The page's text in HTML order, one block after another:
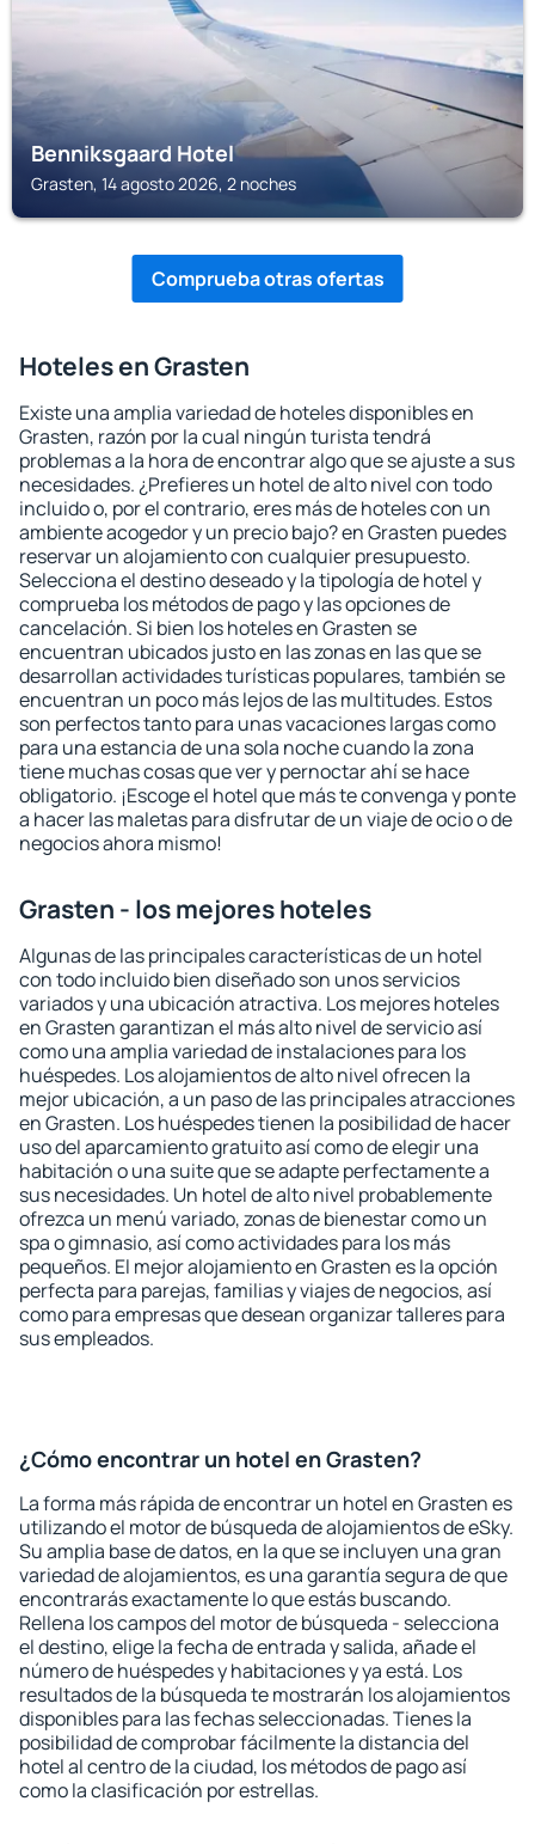
Benniksgaard Hotel
Grasten, 14 agosto 2026, 2 noches
Comprueba otras ofertas
Hoteles en Grasten
Existe una amplia variedad de hoteles disponibles en
Grasten, razón por la cual ningún turista tendrá
problemas a la hora de encontrar algo que se ajuste a sus
necesidades. ¿Prefieres un hotel de alto nivel con todo
incluido o, por el contrario, eres más de hoteles con un
ambiente acogedor y un precio bajo? en Grasten puedes
reservar un alojamiento con cualquier presupuesto.
Selecciona el destino deseado y la tipología de hotel y
comprueba los métodos de pago y las opciones de
cancelación. Si bien los hoteles en Grasten se
encuentran ubicados justo en las zonas en las que se
desarrollan actividades turísticas populares, también se
encuentran un poco más lejos de las multitudes. Estos
son perfectos tanto para unas vacaciones largas como
para una estancia de una sola noche cuando la zona
tiene muchas cosas que ver y pernoctar ahí se hace
obligatorio. ¡Escoge el hotel que más te convenga y ponte
a hacer las maletas para disfrutar de un viaje de ocio o de
negocios ahora mismo!
Grasten - los mejores hoteles
Algunas de las principales características de un hotel
con todo incluido bien diseñado son unos servicios
variados y una ubicación atractiva. Los mejores hoteles
en Grasten garantizan el más alto nivel de servicio así
como una amplia variedad de instalaciones para los
huéspedes. Los alojamientos de alto nivel ofrecen la
mejor ubicación, a un paso de las principales atracciones
en Grasten. Los huéspedes tienen la posibilidad de hacer
uso del aparcamiento gratuito así como de elegir una
habitación o una suite que se adapte perfectamente a
sus necesidades. Un hotel de alto nivel probablemente
ofrezca un menú variado, zonas de bienestar como un
spa o gimnasio, así como actividades para los más
pequeños. El mejor alojamiento en Grasten es la opción
perfecta para parejas, familias y viajes de negocios, así
como para empresas que desean organizar talleres para
sus empleados.
¿Cómo encontrar un hotel en Grasten?
La forma más rápida de encontrar un hotel en Grasten es
utilizando el motor de búsqueda de alojamientos de eSky.
Su amplia base de datos, en la que se incluyen una gran
variedad de alojamientos, es una garantía segura de que
encontrarás exactamente lo que estás buscando.
Rellena los campos del motor de búsqueda - selecciona
el destino, elige la fecha de entrada y salida, añade el
número de huéspedes y habitaciones y ya está. Los
resultados de la búsqueda te mostrarán los alojamientos
disponibles para las fechas seleccionadas. Tienes la
posibilidad de comprobar fácilmente la distancia del
hotel al centro de la ciudad, los métodos de pago así
como la clasificación por estrellas.